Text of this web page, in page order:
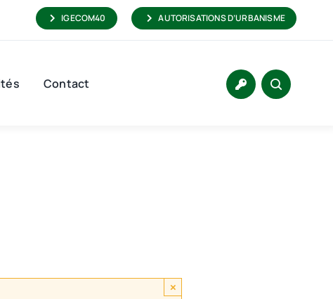
IGECOM40 AUTORISATIONS D’URBANISME
Contact
×